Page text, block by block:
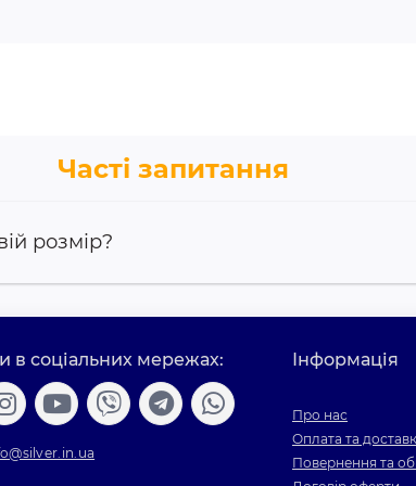
Часті запитання
розмір?
в соціальних мережах: Інформація
Про нас
Оплата та
Повернення та